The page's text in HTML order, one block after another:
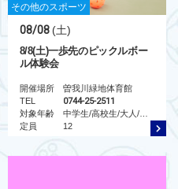
その他のスポーツ
08/08 (土)
8/8(土)一歩先のピックルボー
ル体験会
開催場所
曽我川緑地体育館
TEL
0744-25-2511
対象年齢
定員
12